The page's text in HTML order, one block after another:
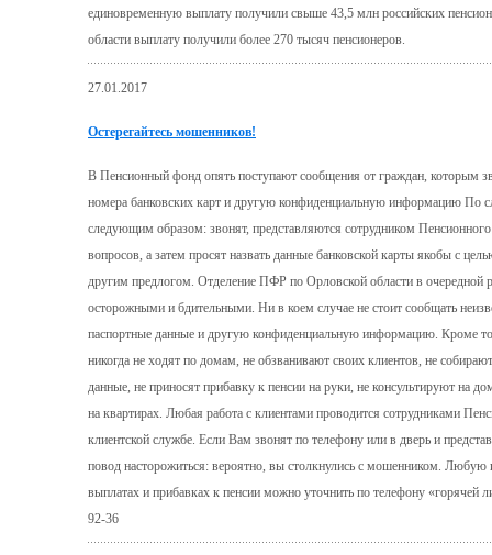
единовременную выплату получили свыше 43,5 млн российских
области выплату получили более 270 тысяч пенсионеров.
27.01.2017
Остерегайтесь мошенников!
В Пенсионный фонд опять поступают сообщения от граждан, которым
номера банковских карт и другую конфиденциальную информацию По
следующим образом: звонят, представляются сотрудником
вопросов, а затем просят назвать данные банковской карты якобы с
другим предлогом. Отделение ПФР по Орловской области в очередной
осторожными и бдительными. Ни в коем случае не стоит сообщать
паспортные данные и другую конфиденциальную информацию. Кроме
никогда не ходят по домам, не обзванивают своих клиентов, не
данные, не приносят прибавку к пенсии на руки, не консультируют на
на квартирах. Любая работа с клиентами проводится сотрудниками
клиентской службе. Если Вам звонят по телефону или в дверь и
повод насторожиться: вероятно, вы столкнулись с мошенником.
выплатах и прибавках к пенсии можно уточнить по телефону
92-36